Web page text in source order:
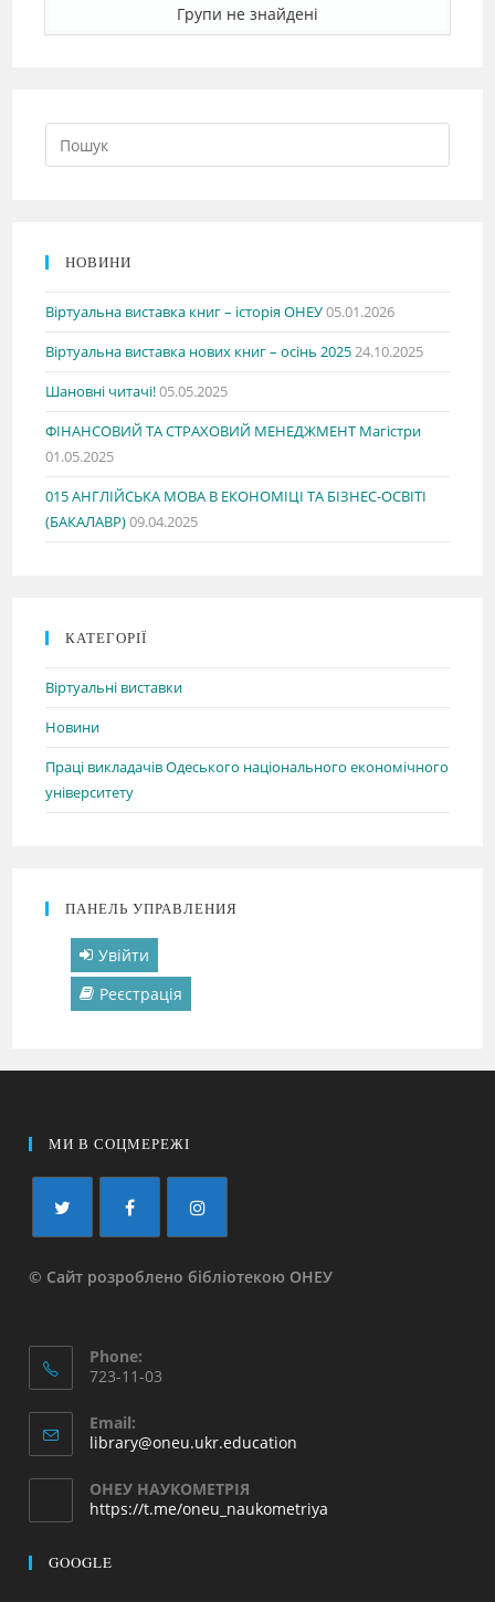
Групи не знайдені
НОВИНИ
Віртуальна виставка книг – історія ОНЕУ05.01.2026
Віртуальна виставка нових книг – осінь 202524.10.2025
Шановні читачі!05.05.2025
ФІНАНСОВИЙ ТА СТРАХОВИЙ МЕНЕДЖМЕНТ Магістри
01.05.2025
015 АНГЛІЙСЬКА МОВА В ЕКОНОМІЦІ ТА БІЗНЕС-ОСВІТІ
(БАКАЛАВР)09.04.2025
КАТЕГОРІЇ
Віртуальні виставки
Новини
Праці викладачів Одеського національного економічного
університету
ПАНЕЛЬ УПРАВЛЕНИЯ
Увійти
Реєстрація
МИ В СОЦМЕРЕЖІ
© Сайт розроблено бібліотекою ОНЕУ
Phone:
723-11-03
Email:
library@oneu.ukr.education
ОНЕУ НАУКОМЕТРІЯ
https://t.me/oneu_naukometriya
GOOGLE